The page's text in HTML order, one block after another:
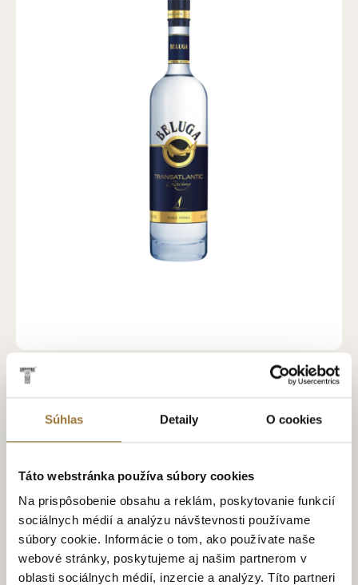
Súhlas Detaily O cookies
Táto webstránka používa súbory cookies
Na prispôsobenie obsahu a reklám, poskytovanie funkcií
sociálnych médií a analýzu návštevnosti používame
súbory cookie. Informácie o tom, ako používate naše
webové stránky, poskytujeme aj našim partnerom v
oblasti sociálnych médií, inzercie a analýzy. Títo partneri
BELUGA TRANSATLANTIC RACING VODKA 700 ML, 40%
VOL.
42.99€